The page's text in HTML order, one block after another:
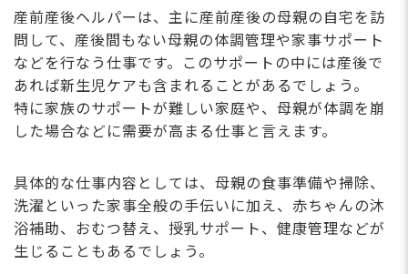
は 保育補助とは、保育現場で働く保育
士さんの業務をサポートする仕事です。
保育士不足の解消や業務負担の軽減、保
護者からのさまざまなニーズに応えるた
めに、保育所や認定こども園などのさま
ざまな保育施設で求人の募集がされてい
ます。 あくまで保育士
産前産後ヘルパーは、主に産前産後の母親の自宅を訪
問して、産後間もない母親の体調管理や家事サポート
などを行なう仕事です。このサポートの中には産後で
あれば新生児ケアも含まれることがあるでしょう。
特に家族のサポートが難しい家庭や、母親が体調を崩
した場合などに需要が高まる仕事と言えます。
具体的な仕事内容としては、母親の食事準備や掃除、
洗濯といった家事全般の手伝いに加え、赤ちゃんの沐
浴補助、おむつ替え、授乳サポート、健康管理などが
生じることもあるでしょう。